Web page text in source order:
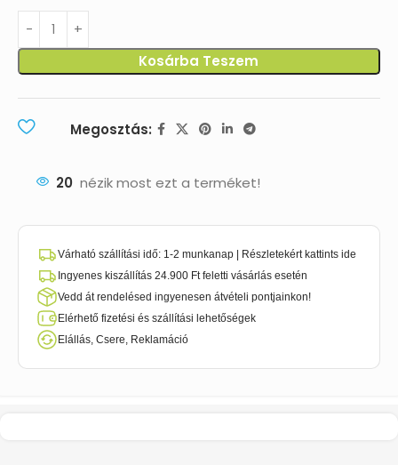
Kosárba Teszem
Megosztás:
20 nézik most ezt a terméket!
Várható szállítási idő: 1-2 munkanap | Részletekért kattints ide
Ingyenes kiszállítás 24.900 Ft feletti vásárlás esetén
Vedd át rendelésed ingyenesen átvételi pontjainkon!
Elérhető fizetési és szállítási lehetőségek
Elállás, Csere, Reklamáció